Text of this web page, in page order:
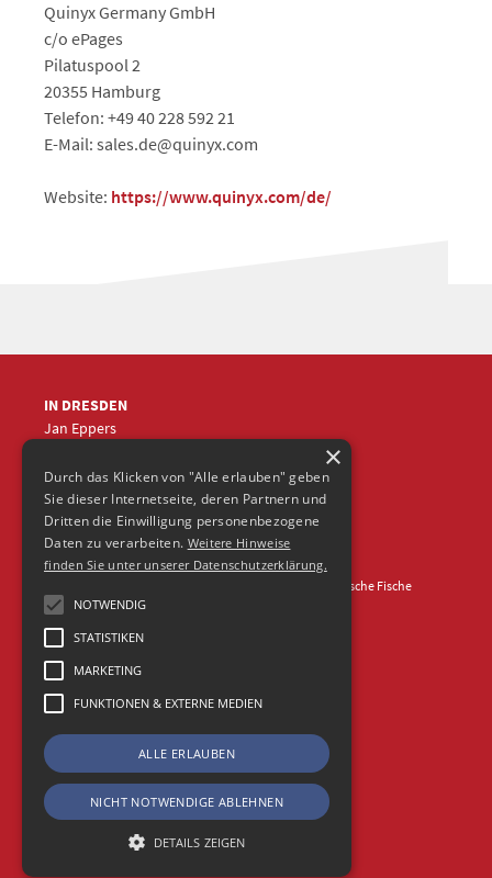
Quinyx Germany GmbH
c/o ePages
Pilatuspool 2
20355 Hamburg
Telefon: +49 40 228 592 21
E-Mail: sales.de@quinyx.com
Website: https://www.quinyx.com/de/
IN DRESDEN
Jan Eppers
jep@frische-fische.com
© 2026 Agentur Frische Fische
×
Durch das Klicken von "Alle erlauben" geben
Sie dieser Internetseite, deren Partnern und
Dritten die Einwilligung personenbezogene
Daten zu verarbeiten. Weitere Hinweise
finden Sie unter unserer Datenschutzerklärung.
NOTWENDIG
STATISTIKEN
MARKETING
FUNKTIONEN & EXTERNE MEDIEN
ALLE ERLAUBEN
NICHT NOTWENDIGE ABLEHNEN
DETAILS ZEIGEN